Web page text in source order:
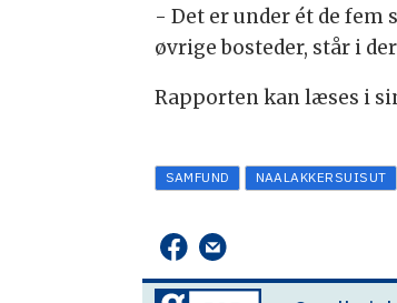
- Det er under ét de fem
øvrige bosteder, står i
Rapporten kan læses i
SAMFUND NAALAKKERSUISUT